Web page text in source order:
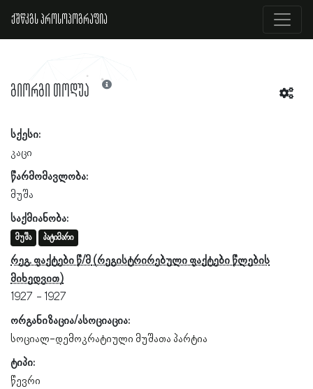
ქშწკგს პროსოპოგრაფია
გიორგი თოდუა
სქესი:
კაცი
წარმომავლობა:
მუშა
საქმიანობა:
მუშა პატიმარი
რეგ. ფაქტები წ/მ
1927
1927
ორგანიზაცია/ასოციაცია:
სოციალ-დემოკრატიული მუშათა პარტია
ტიპი:
წევრი